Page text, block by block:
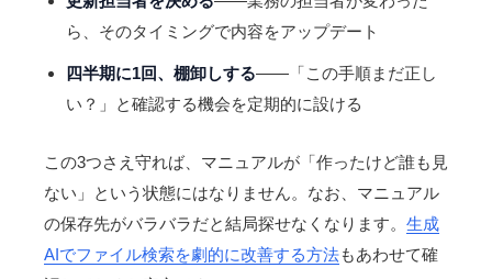
ら、そのタイミングで内容をアップデート
四半期に1回、棚卸しする——「この手順まだ正し
い？」と確認する機会を定期的に設ける
この3つさえ守れば、マニュアルが「作ったけど誰も見
ない」という状態にはなりません。なお、マニュアル
の保存先がバラバラだと結局探せなくなります。 生成
AIでファイル検索を劇的に改善する方法もあわせて確